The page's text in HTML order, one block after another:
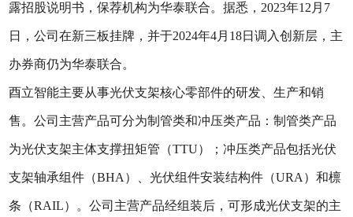
露招股说明书，保荐机构为华泰联合。据悉，2023年12月7
日，公司在新三板挂牌，并于2024年4月18日调入创新层，主
办券商仍为华泰联合。
酉立智能主要从事光伏支架核心零部件的研发、生产和销
售。公司主营产品可分为制管类和冲压类产品：制管类产品
为光伏支架主体支撑扭矩管（TTU）；冲压类产品包括光伏
支架轴承组件（BHA）、光伏组件安装结构件（URA）和檩
条（RAIL）。公司主营产品经组装后，可形成光伏支架的主